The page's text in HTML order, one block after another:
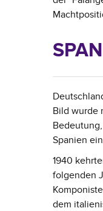
Bild wurde
Spanien
1940
folgenden
dem